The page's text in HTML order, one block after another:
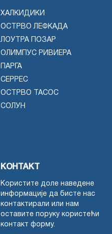
ХАЛКИДИКИ
ОСТРВО ЛЕФКАДА
ЛОУТРА ПОЗАР
ОЛИМПУС РИВИЕРА
ПАРГА
СЕРРЕС
ОСТРВО ТАСОС
СОЛУН
КОНТАКТ
Користите доле наведене
информације да бисте нас
контактирали или нам
оставите поруку користећи
контакт форму.